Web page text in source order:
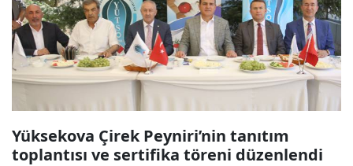
Yüksekova Çirek Peyniri’nin tanıtım
toplantısı ve sertifika töreni düzenlendi